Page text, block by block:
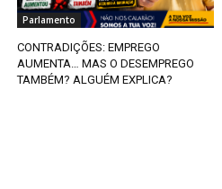
Parlamento
CONTRADIÇÕES: EMPREGO
AUMENTA… MAS O DESEMPREGO
TAMBÉM? ALGUÉM EXPLICA?